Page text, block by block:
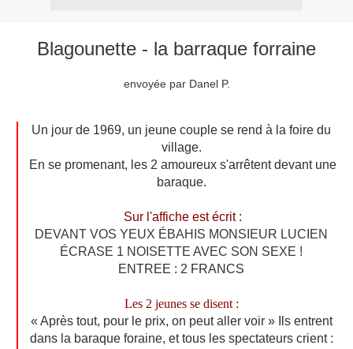
Blagounette - la barraque forraine
envoyée par Danel P.
Un jour de 1969, un jeune couple se rend à la foire du
village.
En se promenant, les 2 amoureux s'arrêtent devant une
baraque.
Sur l'affiche est écrit :
DEVANT VOS YEUX ÉBAHIS MONSIEUR LUCIEN
ÉCRASE 1 NOISETTE AVEC SON SEXE !
ENTREE : 2 FRANCS
Les 2 jeunes se disent :
« Après tout, pour le prix, on peut aller voir » Ils entrent
dans la baraque foraine, et tous les spectateurs crient :